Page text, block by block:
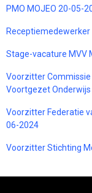
PMO MOJEO 20-05-
Stage-vacature MVV
Voorzitter
Voortgezet
Voorzitter Federatie
06-2024
Voorzitter Stichting